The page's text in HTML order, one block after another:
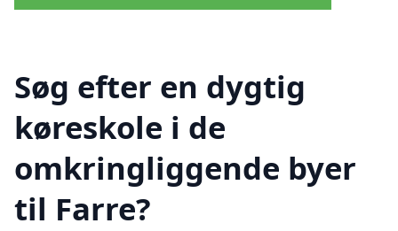
Søg efter en dygtig
køreskole i de
omkringliggende byer
til Farre?